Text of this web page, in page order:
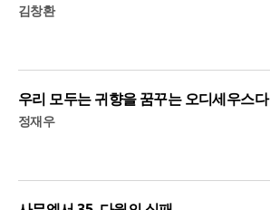
김창환
우리 모두는 귀향을 꿈꾸는 오디세우스다
정재우